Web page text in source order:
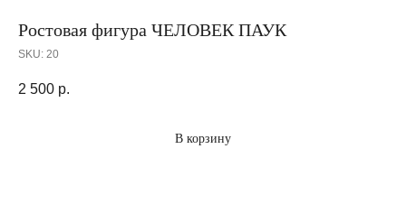
Ростовая фигура ЧЕЛОВЕК ПАУК
SKU: 20
2 500 р.
В корзину